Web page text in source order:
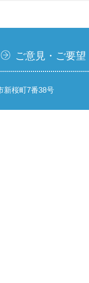
ご意見・ご要望
桜町7番38号